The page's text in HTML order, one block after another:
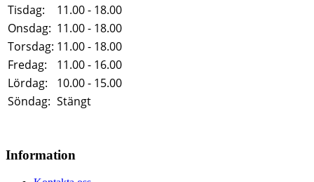
Tisdag:
11.00 - 18.00
Onsdag: 11.00 - 18.00
Torsdag: 11.00 - 18.00
Fredag:
11.00 - 16.00
Lördag:
10.00 - 15.00
Söndag: Stängt
Information